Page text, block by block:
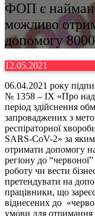
ФОП є
можливо
допомогу
12.05.2021
06.04.2021 року
№ 1358 – ІХ «Про
період здійснення
запроваджених з
респіраторної
SARS-CoV-2» за
отримати допомогу
регіону до
роботу чи вести
претендувати на
працівники, що
віднесених до
умови для отримання